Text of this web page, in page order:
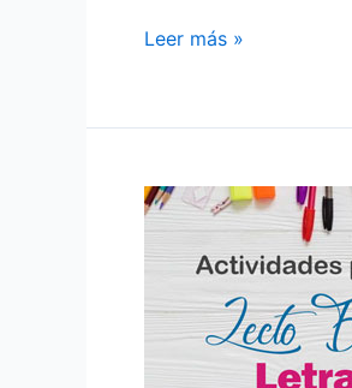
Leer más »
Actividades
con
la